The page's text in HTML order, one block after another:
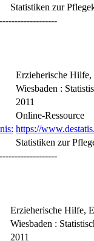
Statistiken zur
Erzieherische
Wiesbaden :
2011
Online-Ressource
https://
Statistiken zur
Erzieherische Hilfe,
Wiesbaden :
2011